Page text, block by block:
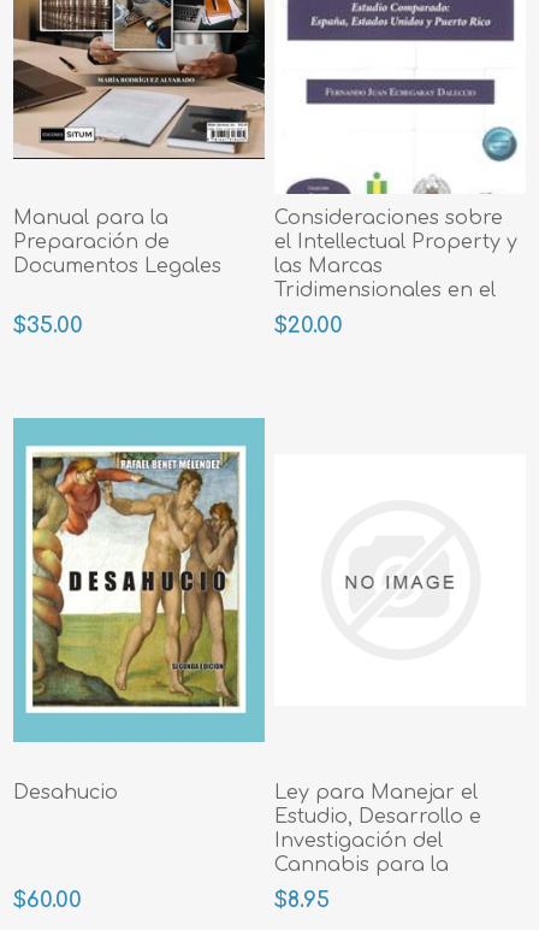
Manual para la
Preparación de
Documentos Legales
$35.00
Consideraciones sobre
el Intellectual Property y
las Marcas
Tridimensionales en el
Derecho
$20.00
Desahucio
$60.00
Ley para Manejar el
Estudio, Desarrollo e
Investigación del
Cannabis para la
Innovación
$8.95